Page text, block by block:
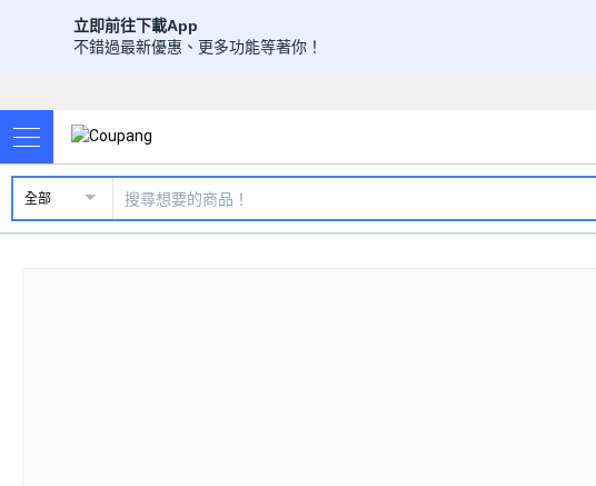
立即前往下載App
不錯過最新優惠、更多功能等著你！
全部